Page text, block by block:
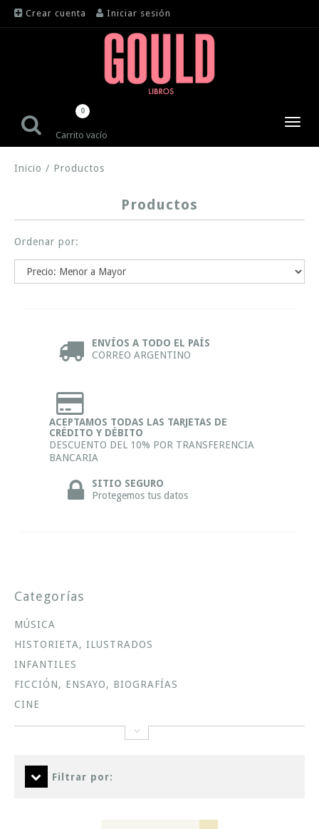
Crear cuenta Iniciar sesión
Carrito vacío
0
Inicio / Productos
Productos
Ordenar por:
ENVÍOS A TODO EL PAÍS
CORREO ARGENTINO
ACEPTAMOS TODAS LAS TARJETAS DE
CRÉDITO Y DÉBITO
DESCUENTO DEL 10% POR TRANSFERENCIA
BANCARIA
SITIO SEGURO
Protegemos tus datos
Categorías
MÚSICA
HISTORIETA, ILUSTRADOS
INFANTILES
FICCIÓN, ENSAYO, BIOGRAFÍAS
CINE
Filtrar por: